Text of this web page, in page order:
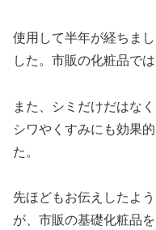
使用して半年が経ちま
した。市販の化粧品で
また、シミだけだはな
シワやくすみにも効果
た。
先ほどもお伝えしたよ
が、市販の基礎化粧品